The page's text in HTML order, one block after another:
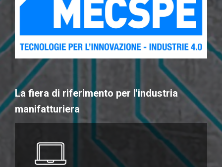
La fiera di riferimento per l'industria
manifatturiera